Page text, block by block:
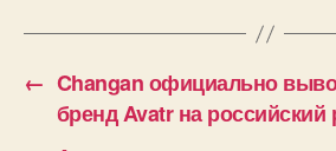
← Changan официально
бренд Avatr на российский